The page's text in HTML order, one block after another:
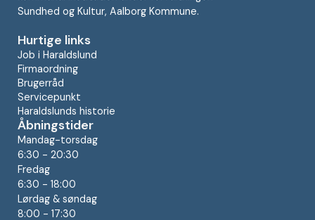
Sundhed og Kultur, Aalborg Kommune.
Hurtige links
Job i Haraldslund
Firmaordning
Brugerråd
Servicepunkt
Haraldslunds historie
Åbningstider
Mandag-torsdag
6:30 - 20:30
Fredag
6:30 - 18:00
Lørdag & søndag
8:00 - 17:30